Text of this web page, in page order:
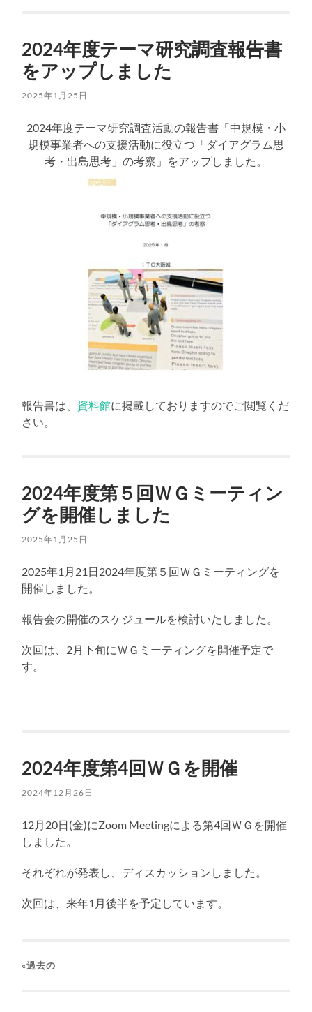
2024年度テーマ研究調査報告書
をアップしました
2025年1月25日
2024年度テーマ研究調査活動の報告書「中規模・小
規模事業者への支援活動に役立つ「ダイアグラム思
考・出島思考」の考察」をアップしました。
報告書は、 資料館に掲載しておりますのでご閲覧くだ
さい。
2024年度第５回ＷＧミーティン
グを開催しました
2025年1月25日
2025年1月21日2024年度第５回ＷＧミーティングを
開催しました。
報告会の開催のスケジュールを検討いたしました。
次回は、2月下旬にＷＧミーティングを開催予定で
す。
2024年度第4回ＷＧを開催
2024年12月26日
12月20日(金)にZoom Meetingによる第4回ＷＧを開催
しました。
それぞれが発表し、ディスカッションしました。
次回は、来年1月後半を予定しています。
«過去の